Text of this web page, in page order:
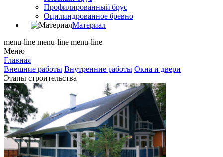
Профилированный брус
Оцилиндрованное бревно
Материал
menu-line menu-line menu-line
Меню
Главная
Внешние работы Внутренние работы Окна и двери
Этапы строительства